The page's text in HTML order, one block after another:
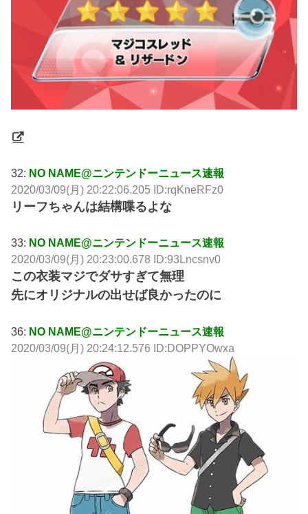
32: NO NAME@ニンテンドーニュース速報
2020/03/09(月) 20:22:06.205 ID:rqKneRFz0
リーフちゃんは結構喋るよな
33: NO NAME@ニンテンドーニュース速報
2020/03/09(月) 20:23:00.678 ID:93Lncsnv0
この衣装マジでダサすぎて無理
先にオリジナルの出せば良かったのに
36: NO NAME@ニンテンドーニュース速報
2020/03/09(月) 20:24:12.576 ID:DOPPYOwxa